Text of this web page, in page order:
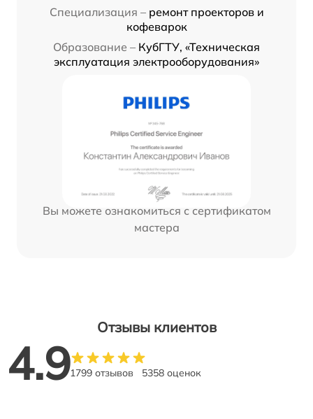
Специализация – ремонт проекторов и
кофеварок
Образование – КубГТУ, «Техническая
эксплуатация электрооборудования»
Вы можете ознакомиться с сертификатом
мастера
Отзывы клиентов
4.91799 отзывов 5358 оценок